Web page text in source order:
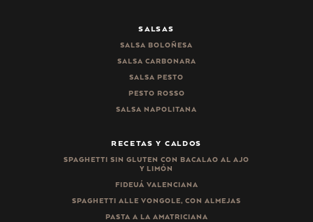
SALSAS
SALSA BOLOÑESA
SALSA CARBONARA
SALSA PESTO
PESTO ROSSO
SALSA NAPOLITANA
RECETAS Y CALDOS
SPAGHETTI SIN GLUTEN CON BACALAO AL AJO
Y LIMÓN
FIDEUÁ VALENCIANA
SPAGHETTI ALLE VONGOLE, CON ALMEJAS
PASTA A LA AMATRICIANA